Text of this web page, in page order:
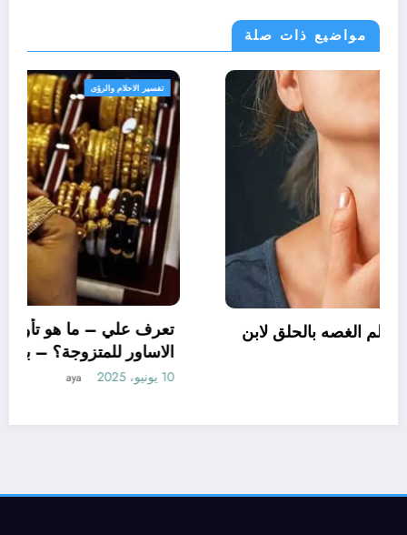
مواضيع ذات صلة
تفسير الاحلام والرؤى
تعرف علي – ما هو تفسير حلم
سيرين؟ – بالتفصيل
aya
ابن سيرين عن